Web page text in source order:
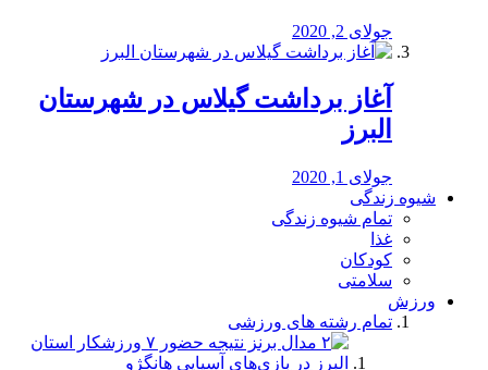
جولای 2, 2020
آغاز برداشت گیلاس در شهرستان
البرز
جولای 1, 2020
شیوه زندگی
تمام شیوه زندگی
غذا
کودکان
سلامتی
ورزش
تمام رشته های ورزشی